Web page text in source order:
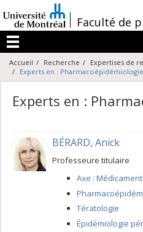
au
contenu
/Faculté de
Menu
Accueil Recherche
Expertises de
Experts en : Pharmacoépidémiologie
Experts en :
BÉRARD, Anick
Professeure titulaire
Axe :
Tératologie
Épidémiologie